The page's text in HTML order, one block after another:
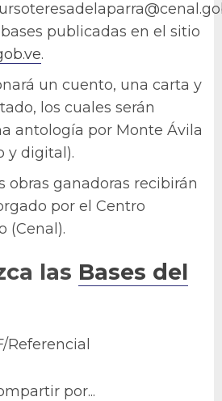
publicadas en el sitio
.
un cuento, una carta y
los cuales serán
antología por Monte Ávila
y digital).
obras ganadoras recibirán
por el Centro
(Cenal).
las Bases del
Referencial
por...